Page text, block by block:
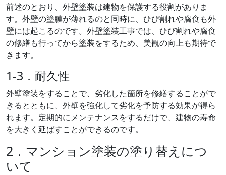
前述のとおり、外壁塗装は建物を保護する役割がありま
す。外壁の塗膜が薄れるのと同時に、ひび割れや腐食も外
壁には起こるのです。外壁塗装工事では、ひび割れや腐食
の修繕も行ってから塗装をするため、美観の向上も期待で
きます。
1-3．耐久性
外壁塗装をすることで、劣化した箇所を修繕することがで
きるとともに、外壁を強化して劣化を予防する効果が得ら
れます。定期的にメンテナンスをするだけで、建物の寿命
を大きく延ばすことができるのです。
2．マンション塗装の塗り替えにつ
いて